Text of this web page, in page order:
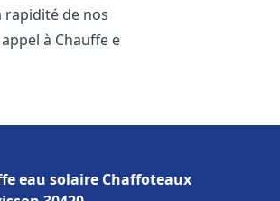
de nos
à Chauffe e
eau solaire Chaffoteaux